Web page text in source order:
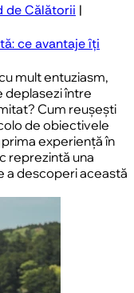
de Călătorii |
ce avantaje îți
mult entuziasm,
deplasezi între
Cum reușești
de obiectivele
experiență în
reprezintă una
a descoperi această